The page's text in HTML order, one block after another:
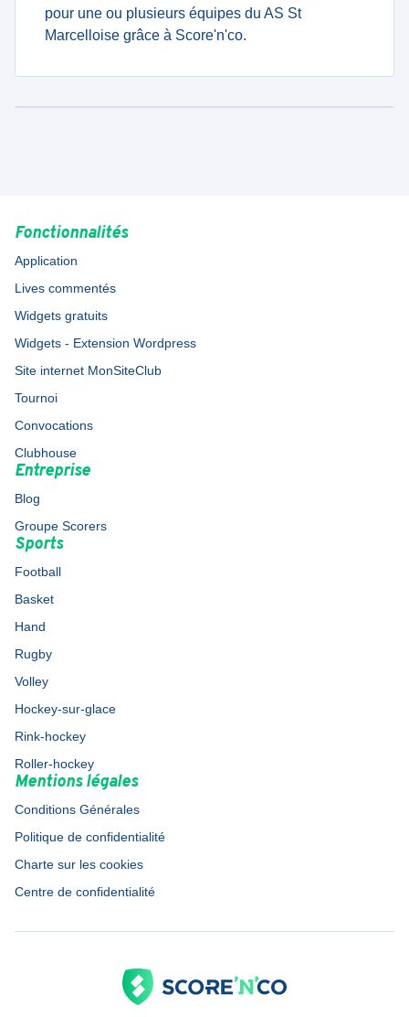
pour une ou plusieurs équipes du AS St
Marcelloise grâce à Score'n'co.
Fonctionnalités
Application
Lives commentés
Widgets gratuits
Widgets - Extension Wordpress
Site internet MonSiteClub
Tournoi
Convocations
Clubhouse
Entreprise
Blog
Groupe Scorers
Sports
Football
Basket
Hand
Rugby
Volley
Hockey-sur-glace
Rink-hockey
Roller-hockey
Mentions légales
Conditions Générales
Politique de confidentialité
Charte sur les cookies
Centre de confidentialité